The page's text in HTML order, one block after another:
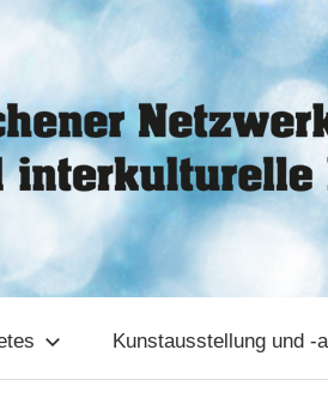
Kunstausstellung und -